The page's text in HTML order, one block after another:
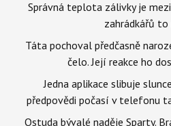
Správná teplota zálivky je
zahrádkářů to
Táta pochoval předčasně
čelo. Její reakce ho
Jedna aplikace slibuje
předpovědi počasí v telefonu
Ostuda bývalé naděje Sparty.